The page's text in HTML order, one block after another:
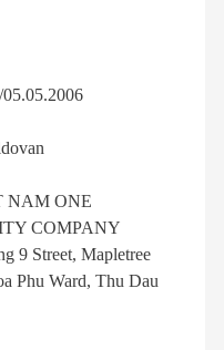
NAM ONE
COMPANY
9 Street, Mapletree
Phu Ward, Thu Dau